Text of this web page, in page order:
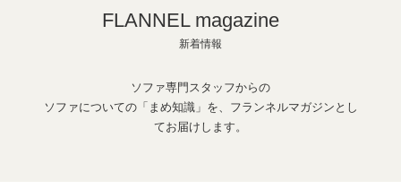
FLANNEL magazine
新着情報
ソファ専門スタッフからの
ソファについての「まめ知識」を、フランネルマガジンとし
てお届けします。